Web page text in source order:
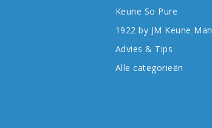
Keune So Pure
1922 by JM Keune Man
Advies & Tips
Alle categorieën